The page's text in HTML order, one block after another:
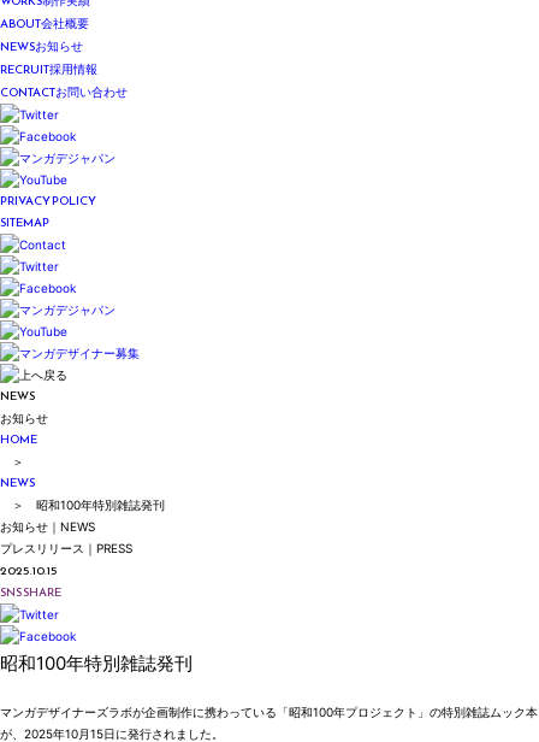
ABOUT会社概要
NEWSお知らせ
RECRUIT採用情報
CONTACTお問い合わせ
PRIVACY POLICY
SITEMAP
NEWS
お知らせ
HOME
＞
NEWS
＞ 昭和100年特別雑誌発刊
お知らせ｜NEWS
プレスリリース｜PRESS
2025.10.15
SNS SHARE
昭和100年特別雑誌発刊
マンガデザイナーズラボが企画制作に携わっている「昭和100年プロジェクト」の特別雑誌ムック本
が、2025年10月15日に発行されました。